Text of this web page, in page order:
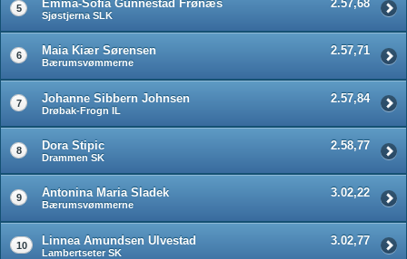
5 Emma-Sofia Gunnestad Frønæs
Sjøstjerna SLK
2.57,68
6 Maia Kiær Sørensen
Bærumsvømmerne
2.57,71
7 Johanne Sibbern Johnsen
Drøbak-Frogn IL
2.57,84
8 Dora Stipic
Drammen SK
2.58,77
9 Antonina Maria Sladek
Bærumsvømmerne
3.02,22
10 Linnea Amundsen Ulvestad
Lambertseter SK
3.02,77